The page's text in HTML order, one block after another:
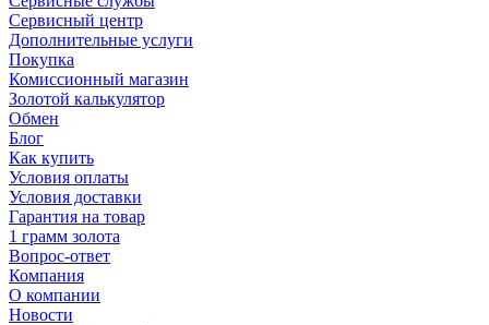
Сервисный центр
Дополнительные услуги
Покупка
Комиссионный магазин
Золотой калькулятор
Обмен
Блог
Как купить
Условия оплаты
Условия доставки
Гарантия на товар
1 грамм золота
Вопрос-ответ
Компания
О компании
Новости